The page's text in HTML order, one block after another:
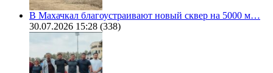
В Махачкал благоустраивают новый сквер на 5000 м…
30.07.2026 15:28 (338)